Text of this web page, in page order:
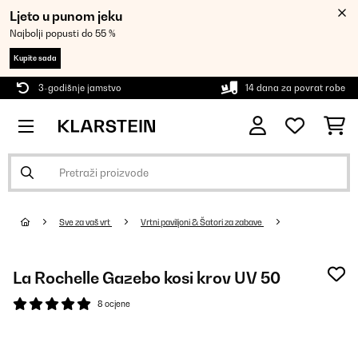
Ljeto u punom jeku
Najbolji popusti do 55 %
Kupite sada
3-godišnje jamstvo 14 dana za povrat robe
Sve za vaš vrt Vrtni paviljoni & Šatori za zabave
La Rochelle Gazebo kosi krov UV 50
8 ocjene